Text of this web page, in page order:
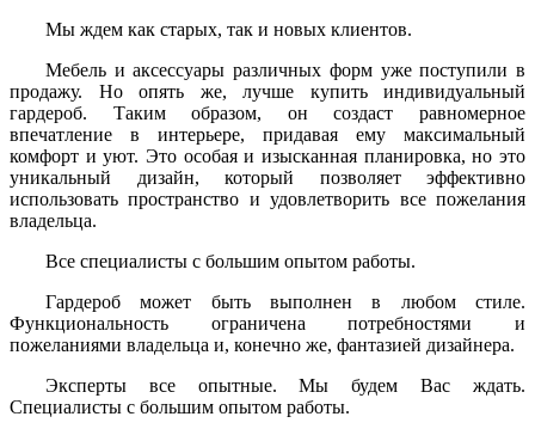
Мы ждем как старых, так и новых клиентов.
Мебель и аксессуары различных форм уже поступили в
продажу. Но опять же, лучше купить индивидуальный
гардероб. Таким образом, он создаст равномерное
впечатление в интерьере, придавая ему максимальный
комфорт и уют. Это особая и изысканная планировка, но это
уникальный дизайн, который позволяет эффективно
использовать пространство и удовлетворить все пожелания
владельца.
Все специалисты с большим опытом работы.
Гардероб может быть выполнен в любом стиле.
Функциональность ограничена потребностями и
пожеланиями владельца и, конечно же, фантазией дизайнера.
Эксперты все опытные. Мы будем Вас ждать.
Специалисты с большим опытом работы.